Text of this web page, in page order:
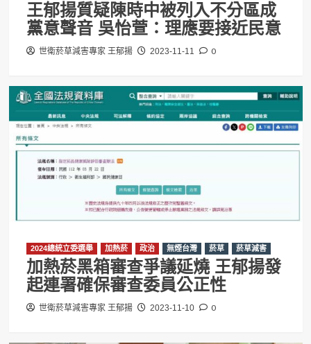
王郁揚質疑陳時中被列入不分區成
黨意聲音 吳怡萱：理應要接近民意
世衛菸草減害專家 王郁揚 2023-11-11 0
2024總統立委選舉 加熱菸 政治 無煙台灣 菸草 菸草減害
加熱菸黑箱審查爭議延燒 王郁揚發
起連署確保審查委員公正性
世衛菸草減害專家 王郁揚 2023-11-10 0